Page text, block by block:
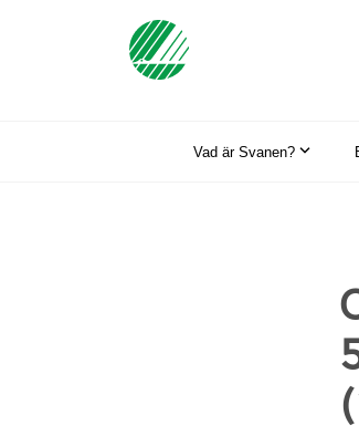
Vad är Svanen?